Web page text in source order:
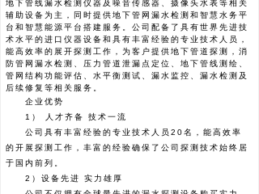
地下管线漏水检测仪器及噪音传感器、摄像头水表等相关
辅助设备为主，同时提供地下管网漏水检测和智慧水务平
台和智慧能源平台搭建服务。公司配备了具有世界先进技
术水平的进口仪器设备和具有丰富经验的专业技术人员，
能高效率的展开探测工作，为客户提供地下管道探测，消
防管网漏水检测、压力管道泄漏点定位、地下管线测绘、
管网结构功能评估、水平衡测试、漏水监控、漏水检测及
后续修复等相关服务。
企业优势
1） 人才齐备 技术一流
公司具有丰富经验的专业技术人员20名，能高效率
的开展探测工作，丰富的经验确保了公司探测技术始终居
于国内前列。
2）设备先进 实力雄厚